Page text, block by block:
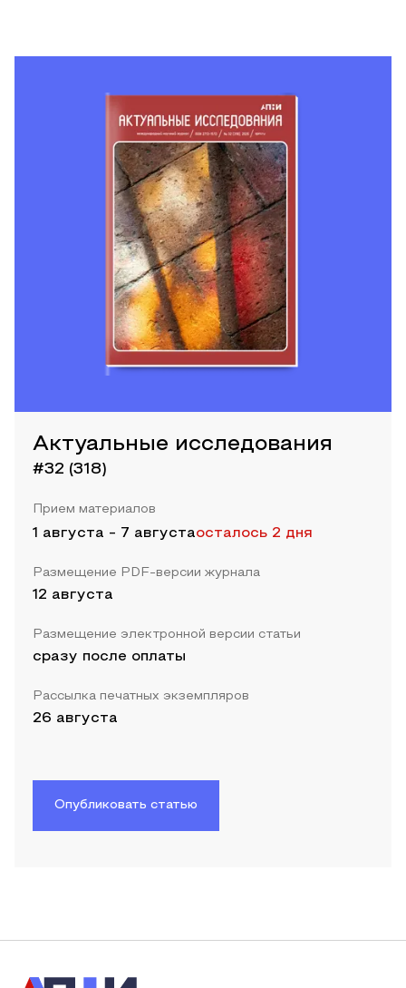
Актуальные исследования
#32 (318)
Прием материалов
1 августа - 7 августаосталось 2 дня
Размещение PDF-версии журнала
12 августа
Размещение электронной версии статьи
сразу после оплаты
Рассылка печатных экземпляров
26 августа
Опубликовать статью